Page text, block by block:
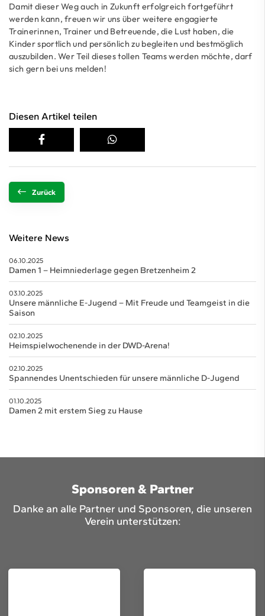
Damit dieser Weg auch in Zukunft erfolgreich fortgeführt
werden kann, freuen wir uns über weitere engagierte
Trainerinnen, Trainer und Betreuende, die Lust haben, die
Kinder sportlich und persönlich zu begleiten und bestmöglich
auszubilden. Wer Teil dieses tollen Teams werden möchte, darf
sich gern bei uns melden!
Diesen Artikel teilen
Zurück
Weitere News
06.10.2025
Damen 1 – Heimniederlage gegen Bretzenheim 2
03.10.2025
Unsere männliche E-Jugend – Mit Freude und Teamgeist in die
Saison
02.10.2025
Heimspielwochenende in der DWD-Arena!
02.10.2025
Spannendes Unentschieden für unsere männliche D-Jugend
01.10.2025
Damen 2 mit erstem Sieg zu Hause
Sponsoren & Partner
Danke an alle Partner und Sponsoren, die unseren
Verein unterstützen: